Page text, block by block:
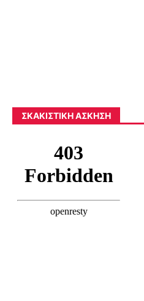
ΣΚΑΚΙΣΤΙΚΉ ΆΣΚΗΣΗ